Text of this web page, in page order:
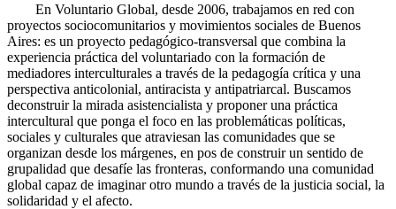
En Voluntario Global, desde 2006, trabajamos en red con
proyectos sociocomunitarios y movimientos sociales de Buenos
Aires: es un proyecto pedagógico-transversal que combina la
experiencia práctica del voluntariado con la formación de
mediadores interculturales a través de la pedagogía crítica y una
perspectiva anticolonial, antiracista y antipatriarcal. Buscamos
deconstruir la mirada asistencialista y proponer una práctica
intercultural que ponga el foco en las problemáticas políticas,
sociales y culturales que atraviesan las comunidades que se
organizan desde los márgenes, en pos de construir un sentido de
grupalidad que desafíe las fronteras, conformando una comunidad
global capaz de imaginar otro mundo a través de la justicia social, la
solidaridad y el afecto.